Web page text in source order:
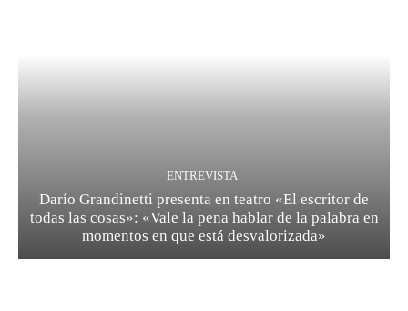
ENTREVISTA
Darío Grandinetti presenta en teatro «El escritor de
todas las cosas»: «Vale la pena hablar de la palabra en
momentos en que está desvalorizada»